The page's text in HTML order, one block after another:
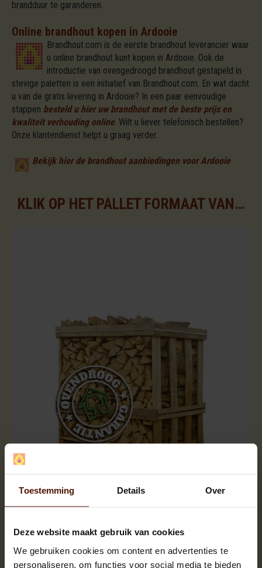
Toestemming Details Over
Deze website maakt gebruik van cookies
We gebruiken cookies om content en advertenties te
personaliseren, om functies voor social media te bieden
brandduur te garanderen.
Online brandhout kopen in Ardooie
Brandhout.com is de eerste brandhout leverancier waar
u online brandhout kunt kopen in Ardooie. Ook de
introductie van ovengedroogd brandhout gestapeld in
stevige paletten is een initiatief van Brandhout.com. En wat dacht
u van de gratis levering in Ardooie? In een paar eenvoudige
stappen besteld u hier uw brandhout met de beste prijs en
kwaliteit verhouding online. Wilt u liever telefonisch bestellen?
Onze klantendienst helpt u graag verder.
Bekijk hier de brandhout aanbiedingen voor Ardooie
KLIK OP HET PALLET FORMAAT VAN UW KEUZE VOOR DE BESCHIKBARE ASSORTIMENTEN
ca.120x80x120cm. | bloklengte ca.25 cm.